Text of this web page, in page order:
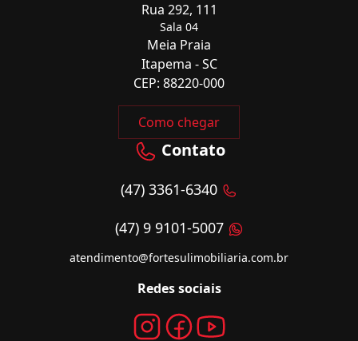
Rua 292, 111
Sala 04
Meia Praia
Itapema - SC
CEP: 88220-000
Como chegar
Contato
(47) 3361-6340
(47) 9 9101-5007
atendimento@fortesulimobiliaria.com.br
Redes sociais